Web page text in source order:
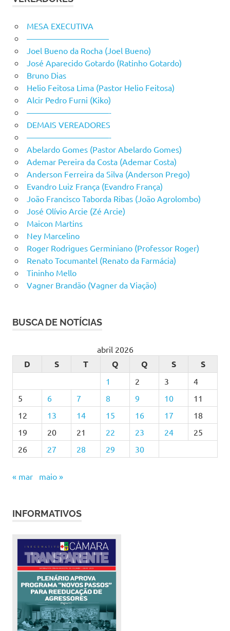
MESA EXECUTIVA
——————————
Joel Bueno da Rocha (Joel Bueno)
José Aparecido Gotardo (Ratinho Gotardo)
Bruno Dias
Helio Feitosa Lima (Pastor Helio Feitosa)
Alcir Pedro Furni (Kiko)
——————————-
DEMAIS VEREADORES
——————————-
Abelardo Gomes (Pastor Abelardo Gomes)
Ademar Pereira da Costa (Ademar Costa)
Anderson Ferreira da Silva (Anderson Prego)
Evandro Luiz França (Evandro França)
João Francisco Taborda Ribas (João Agrolombo)
José Olívio Arcie (Zé Arcie)
Maicon Martins
Ney Marcelino
Roger Rodrigues Germiniano (Professor Roger)
Renato Tocumantel (Renato da Farmácia)
Tininho Mello
Vagner Brandão (Vagner da Viação)
BUSCA DE NOTÍCIAS
abril 2026
D S T Q Q S S
1 2 3
4
5
6 7 8 9 10
11
12
13 14 15 16 17
18
19
20 21 22 23 24
25
26
27 28 29 30
« mar maio »
INFORMATIVOS